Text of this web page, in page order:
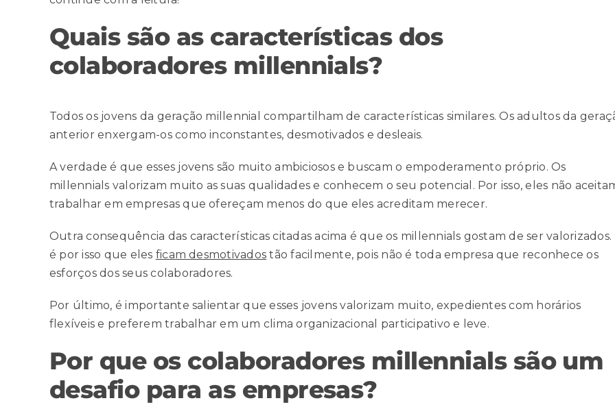
Quais são as características dos
colaboradores millennials?
Todos os jovens da geração millennial compartilham de características similares. Os adultos da
anterior enxergam-os como inconstantes, desmotivados e desleais.
A verdade é que esses jovens são muito ambiciosos e buscam o empoderamento próprio. Os
millennials valorizam muito as suas qualidades e conhecem o seu potencial. Por isso, eles não
trabalhar em empresas que ofereçam menos do que eles acreditam merecer.
Outra consequência das características citadas acima é que os millennials gostam de ser valorizados.
é por isso que eles ficam desmotivados tão facilmente, pois não é toda empresa que reconhece os
esforços dos seus colaboradores.
Por último, é importante salientar que esses jovens valorizam muito, expedientes com horários
flexíveis e preferem trabalhar em um clima organizacional participativo e leve.
Por que os colaboradores millennials são um
desafio para as empresas?